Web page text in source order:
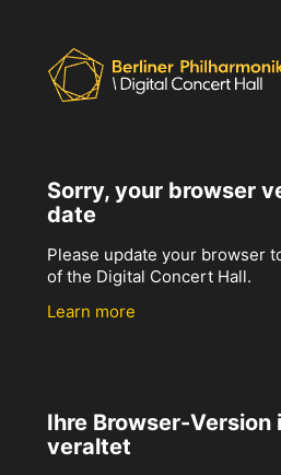
Sorry, your browser
date
Please update your browser
of the Digital Concert Hall.
Learn more
Ihre Browser-Version
veraltet